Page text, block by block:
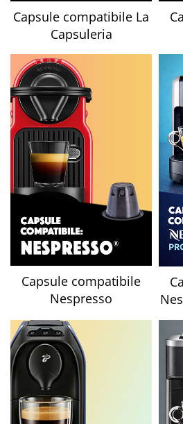
Capsule compatibile La
Capsuleria
Capsule compatibile
Nespresso